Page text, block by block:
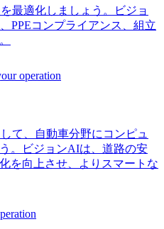
最適化しましょう。ビジョ
PPEコンプライアンス、組立
て、自動車分野にコンピュ
。ビジョンAIは、道路の安
を向上させ、よりスマートな